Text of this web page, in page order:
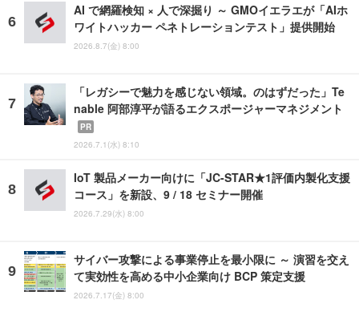
AI で網羅検知 × 人で深掘り ～ GMOイエラエが「AIホ
ワイトハッカー ペネトレーションテスト」提供開始
2026.8.7(金) 8:00
「レガシーで魅力を感じない領域。のはずだった」Te
nable 阿部淳平が語るエクスポージャーマネジメント
PR
2026.7.1(水) 8:10
IoT 製品メーカー向けに「JC-STAR★1評価内製化支援
コース」を新設、9 / 18 セミナー開催
2026.7.29(水) 8:00
サイバー攻撃による事業停止を最小限に ～ 演習を交え
て実効性を高める中小企業向け BCP 策定支援
2026.7.17(金) 8:00